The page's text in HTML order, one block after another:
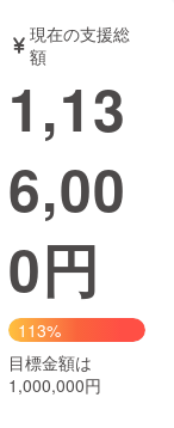
書籍・雑誌
チャレンジ
Creation
ミュニティ
現在の支援総
額
1,13
6,00
0円
113%
目標金額は
1,000,000円